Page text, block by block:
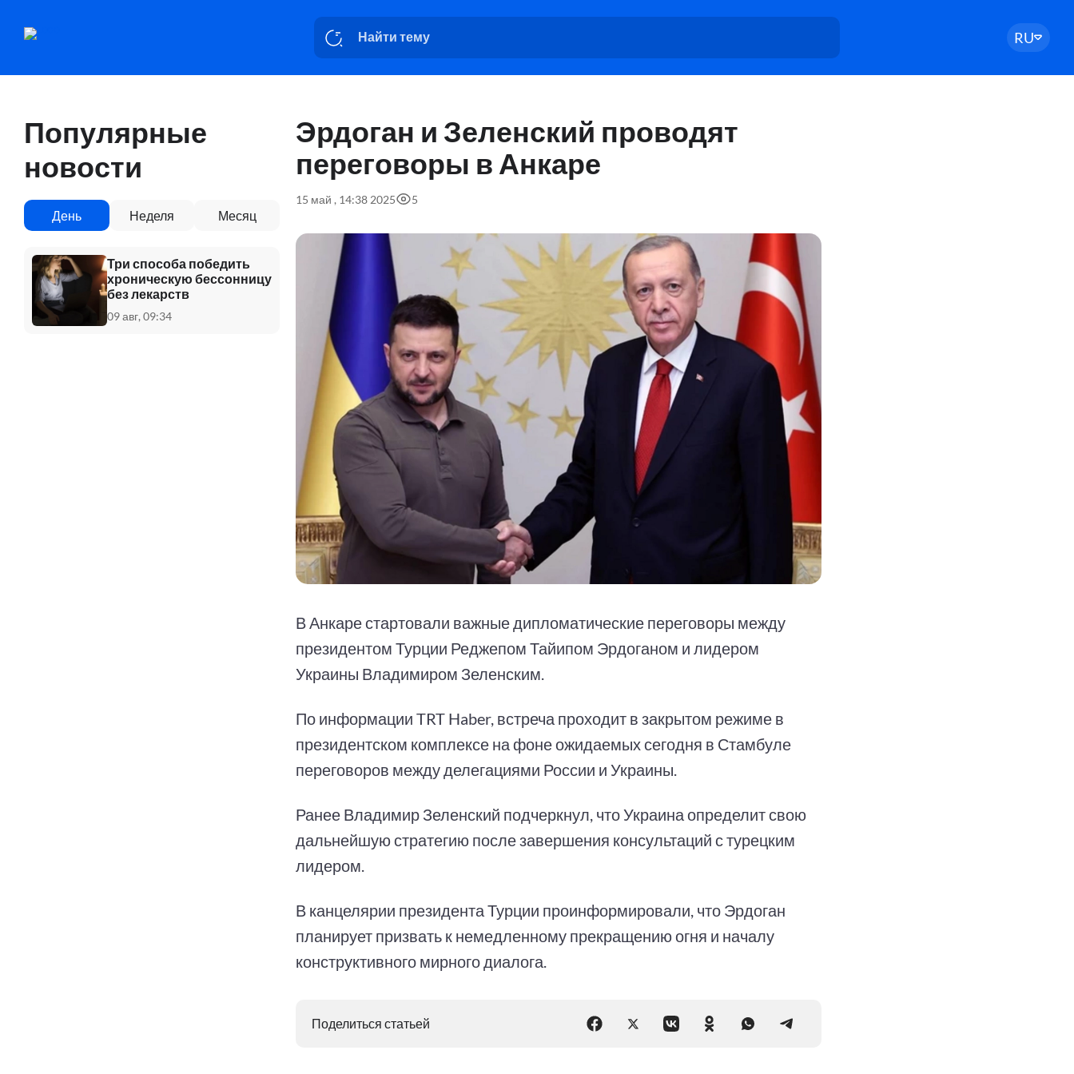
RU
Популярные
новости
День Неделя Месяц
Три способа победить
хроническую бессонницу
без лекарств
09 авг, 09:34
Эрдоган и Зеленский проводят
переговоры в Анкаре
15 май , 14:38 2025 5
В Анкаре стартовали важные дипломатические переговоры между
президентом Турции Реджепом Тайипом Эрдоганом и лидером
Украины Владимиром Зеленским.
По информации TRT Haber, встреча проходит в закрытом режиме в
президентском комплексе на фоне ожидаемых сегодня в Стамбуле
переговоров между делегациями России и Украины.
Ранее Владимир Зеленский подчеркнул, что Украина определит свою
дальнейшую стратегию после завершения консультаций с турецким
лидером.
В канцелярии президента Турции проинформировали, что Эрдоган
планирует призвать к немедленному прекращению огня и началу
конструктивного мирного диалога.
Поделиться статьей